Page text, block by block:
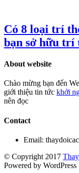
Có 8 loại trí
bạn sở hữu trí
About website
Chào mừng bạn đến
giới thiệu tin tức khởi
nên đọc
Contact
Email:
© Copyright 2017
Powered by WordPress